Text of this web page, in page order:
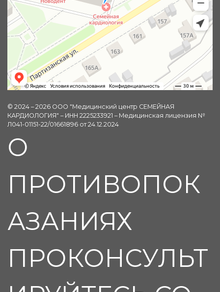
© 2024 – 2026 ООО "Медицинский центр СЕМЕЙНАЯ
КАРДИОЛОГИЯ" – ИНН 2225233921 – Медицинская лицензия №
Л041-01151-22/01661896 от 24.12.2024
О
ПРОТИВОПОК
АЗАНИЯХ
ПРОКОНСУЛЬТ